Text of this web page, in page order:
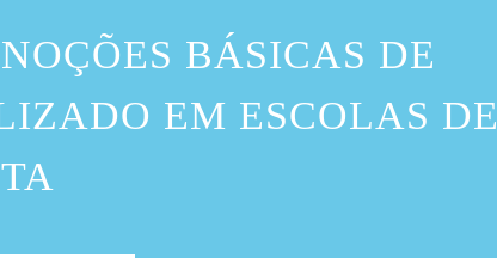
BÁSICAS DE
EM ESCOLAS DE